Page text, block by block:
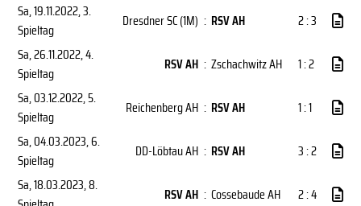
Sa, 19.11.2022, 3.
Spieltag
Dresdner SC (1M) : RSV AH
2 : 3
Sa, 26.11.2022, 4.
Spieltag
RSV AH : Zschachwitz AH
1 : 2
Sa, 03.12.2022, 5.
Spieltag
Reichenberg AH : RSV AH
1 : 1
Sa, 04.03.2023, 6.
Spieltag
DD-Löbtau AH : RSV AH
3 : 2
Sa, 18.03.2023, 8.
RSV AH : Cossebaude AH
2 : 4